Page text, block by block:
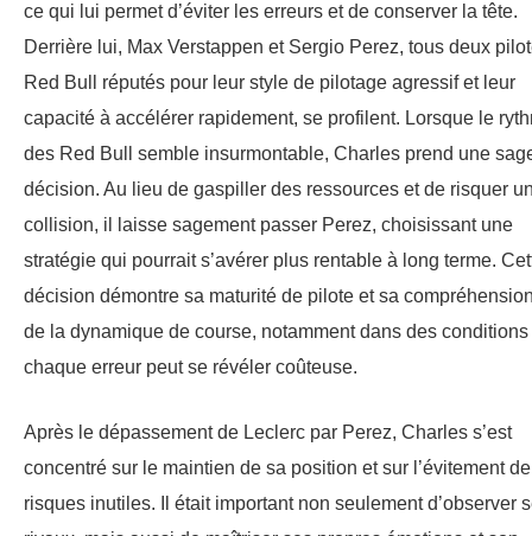
ce qui lui permet d’éviter les erreurs et de conserver la tête.
Derrière lui, Max Verstappen et Sergio Perez, tous deux
Red Bull réputés pour leur style de pilotage agressif et leur
capacité à accélérer rapidement, se profilent. Lorsque le
des Red Bull semble insurmontable, Charles prend une
décision. Au lieu de gaspiller des ressources et de risquer
collision, il laisse sagement passer Perez, choisissant une
stratégie qui pourrait s’avérer plus rentable à long terme.
décision démontre sa maturité de pilote et sa
de la dynamique de course, notamment dans des conditions
chaque erreur peut se révéler coûteuse.
Après le dépassement de Leclerc par Perez, Charles s’est
concentré sur le maintien de sa position et sur l’évitement de
risques inutiles. Il était important non seulement d’observer